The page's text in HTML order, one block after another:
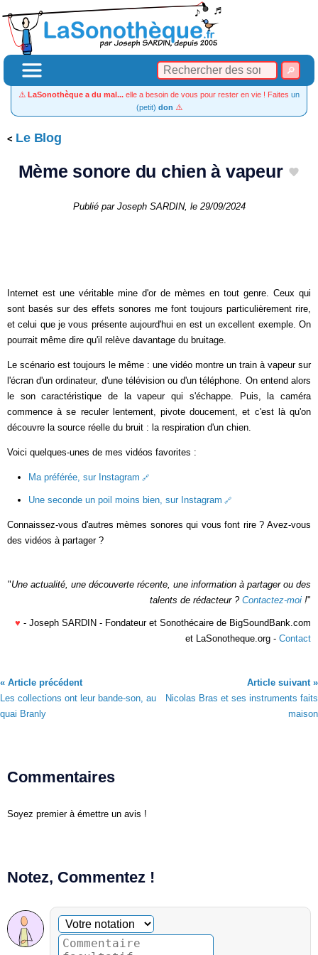
⚠️ LaSonothèque a du mal... elle a besoin de vous pour rester en vie ! Faites un
(petit) don ⚠️
Le Blog
Mème sonore du chien à vapeur
Publié par Joseph SARDIN, le 29/09/2024
Internet est une véritable mine d'or de mèmes en tout genre. Ceux qui
sont basés sur des effets sonores me font toujours particulièrement rire,
et celui que je vous présente aujourd'hui en est un excellent exemple. On
pourrait même dire qu'il relève davantage du bruitage.
Le scénario est toujours le même : une vidéo montre un train à vapeur sur
l'écran d'un ordinateur, d'une télévision ou d'un téléphone. On entend alors
le son caractéristique de la vapeur qui s'échappe. Puis, la caméra
commence à se reculer lentement, pivote doucement, et c'est là qu'on
découvre la source réelle du bruit : la respiration d'un chien.
Voici quelques-unes de mes vidéos favorites :
Ma préférée, sur Instagram
Une seconde un poil moins bien, sur Instagram
Connaissez-vous d'autres mèmes sonores qui vous font rire ? Avez-vous
des vidéos à partager ?
"Une actualité, une découverte récente, une information à partager ou des
talents de rédacteur ? Contactez-moi !"
♥ - Joseph SARDIN - Fondateur et Sonothécaire de BigSoundBank.com
et LaSonotheque.org - Contact
« Article précédent
Les collections ont leur bande-son, au
quai Branly
Article suivant »
Nicolas Bras et ses instruments faits
maison
Commentaires
Soyez premier à émettre un avis !
Notez, Commentez !
Commentaire facultatif
Votre notation